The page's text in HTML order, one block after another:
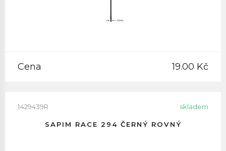
Cena 19.00 Kč
1429439R skladem
SAPIM RACE 294 ČERNÝ ROVNÝ